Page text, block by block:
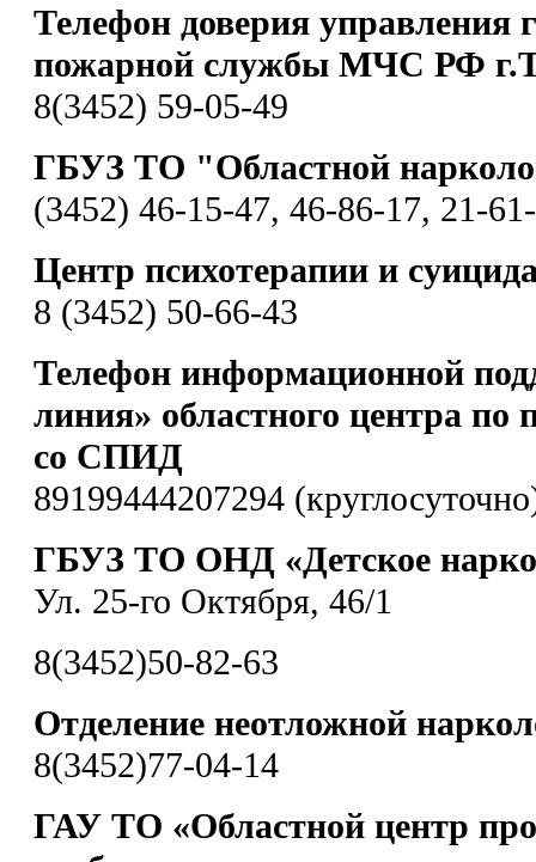
Телефон доверия управления
пожарной службы МЧС РФ
8(3452) 59-05-49
ГБУЗ ТО "Областной
(3452) 46-15-47, 46-86-17, 21-
Центр психотерапии и
8 (3452) 50-66-43
Телефон информационной
линия» областного центра по
со СПИД
89199444207294
ГБУЗ ТО ОНД «Детское
Ул. 25-го Октября, 46/1
8(3452)50-82-63
Отделение неотложной
8(3452)77-04-14
ГАУ ТО «Областной центр